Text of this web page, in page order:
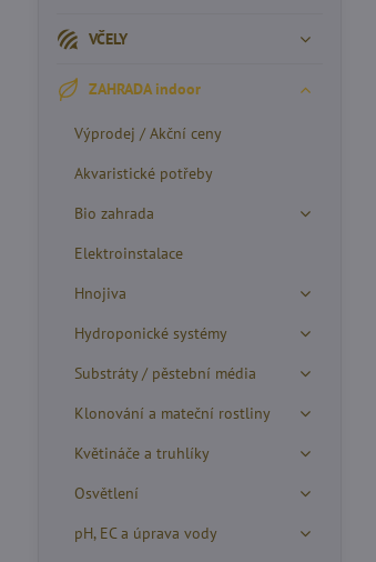
VČELY
ZAHRADA indoor
Výprodej / Akční ceny
Akvaristické potřeby
Bio zahrada
Elektroinstalace
Hnojiva
Hydroponické systémy
Substráty / pěstební média
Klonování a mateční rostliny
Květináče a truhlíky
Osvětlení
pH, EC a úprava vody